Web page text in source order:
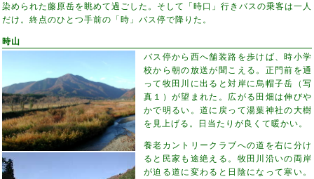
染められた藤原岳を眺めて過ごした。そして「時口」行きバスの乗客は一人
だけ。終点のひとつ手前の「時」バス停で降りた。
時山
バス停から西へ舗装路を歩けば、時小学
校から朝の放送が聞こえる。正門前を通
って牧田川に出ると対岸に烏帽子岳（写
真１）が望まれた。広がる田畑は伸びや
かで明るい。道に戻って湯葉神社の大樹
を見上げる。日当たりが良くて暖かい。
養老カントリークラブへの道を右に分け
ると民家も途絶える。牧田川沿いの両岸
が迫る道に変わると日陰になって寒い。